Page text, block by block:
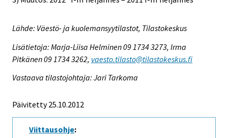
Lähde: Väestö- ja kuolemansyytilastot, Tilastokeskus
Lisätietoja: Marja-Liisa Helminen 09 1734 3273, Irma
Pitkänen 09 1734 3262, vaesto.tilasto@tilastokeskus.fi
Vastaava tilastojohtaja: Jari Tarkoma
Päivitetty 25.10.2012
Viittausohje: